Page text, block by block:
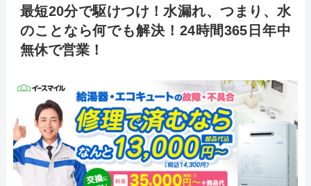
最短20分で駆けつけ！水漏れ、つまり、水
のことなら何でも解決！24時間365日年中
無休で営業！